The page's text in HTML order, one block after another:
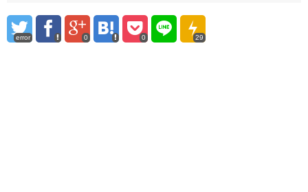
error 0 0 29